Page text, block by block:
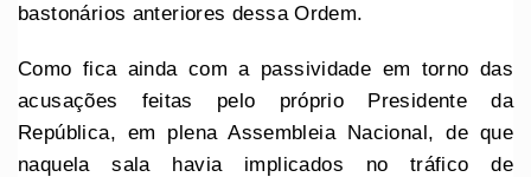
bastonários anteriores dessa Ordem.
Como fica ainda com a passividade em torno das
acusações feitas pelo próprio Presidente da
República, em plena Assembleia Nacional, de que
naquela sala havia implicados no tráfico de